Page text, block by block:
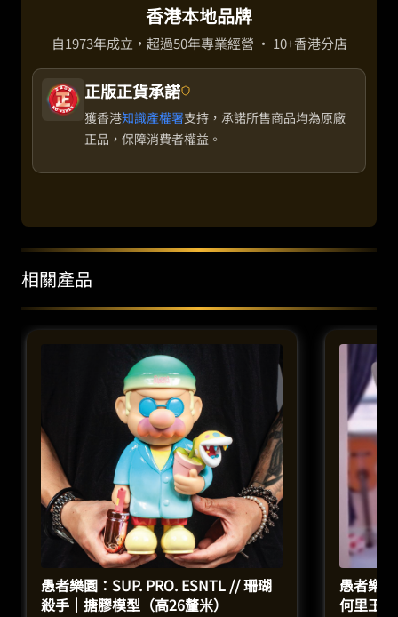
香港本地品牌
自1973年成立，超過50年專業經營 · 10+香港分店
正版正貨承諾
獲香港知識產權署支持，承諾所售商品均為原廠
正品，保障消費者權益。
相關產品
愚者樂園：SUP. PRO. ESNTL // 珊瑚
殺手｜搪膠模型（高26釐米）
愚者樂
何里玉